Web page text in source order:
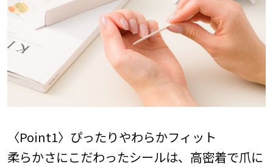
〈Point1〉ぴったりやわらかフィット
柔らかさにこだわったシールは、高密着で爪に